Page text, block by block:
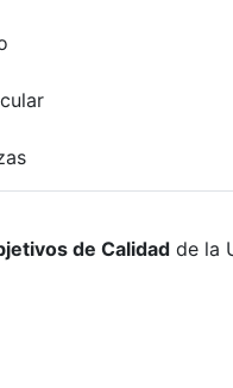
de Calidad de la